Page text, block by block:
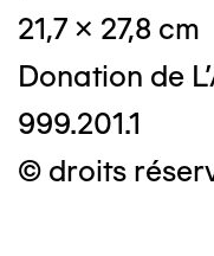
21,7 x 27,8 cm
Donation de
999.201.1
© droits